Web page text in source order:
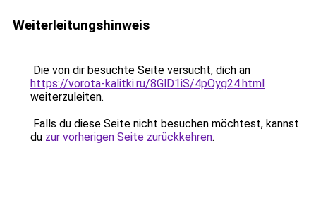
Weiterleitungshinweis
Die von dir besuchte Seite versucht, dich an
https://vorota-kalitki.ru/8GlD1iS/4pOyg24.html
weiterzuleiten.
Falls du diese Seite nicht besuchen möchtest, kannst
du zur vorherigen Seite zurückkehren.